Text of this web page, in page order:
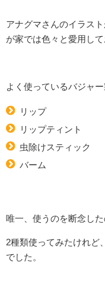
アナグマさんのイラス
が家では色々と愛用して
よく使っているバジャー
リップ
リップティント
虫除けスティック
バーム
唯一、使うのを断念し
2種類使ってみたけれど
でした。